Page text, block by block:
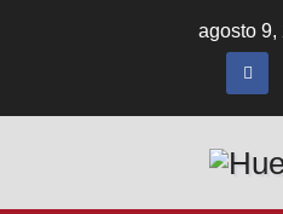
agosto 9,